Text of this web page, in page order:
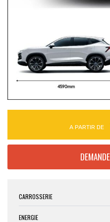
A PARTIR DE
CARROSSERIE
ENERGIE